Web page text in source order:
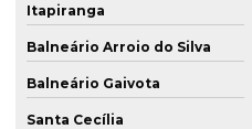
Itapiranga
Balneário Arroio do Silva
Balneário Gaivota
Santa Cecília